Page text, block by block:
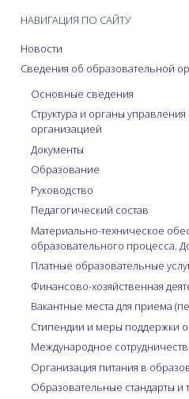
НАВИГАЦИЯ ПО САЙТУ
Новости
Сведения об образовательной
Основные сведения
Структура и органы
организацией
Документы
Образование
Руководство
Педагогический состав
Материально-техническое
образовательного процесса.
Платные образовательные
Финансово-хозяйственная
Вакантные места для приема
Стипендии и меры поддержки
Международное
Организация питания в
Образовательные стандарты и